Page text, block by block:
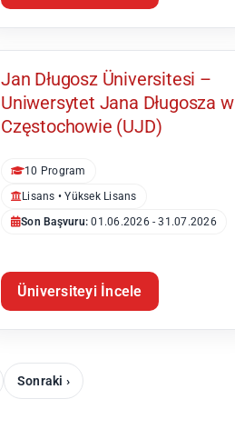
Jan Długosz Üniversitesi –
Uniwersytet Jana Długosza w
Częstochowie (UJD)
10 Program
Lisans • Yüksek Lisans
Son Başvuru: 01.06.2026 - 31.07.2026
Üniversiteyi İncele
Sonraki ›